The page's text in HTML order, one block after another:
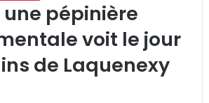
une pépinière
voit le jour
de Laquenexy